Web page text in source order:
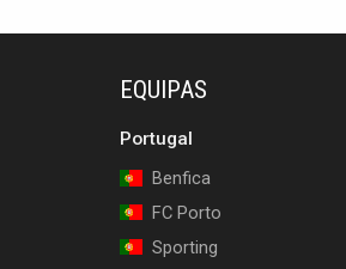
EQUIPAS
Portugal
Benfica
FC Porto
Sporting